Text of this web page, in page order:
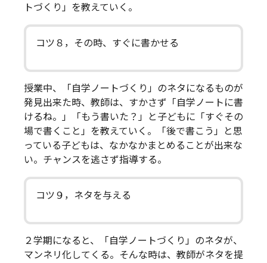
トづくり」を教えていく。
コツ８，その時、すぐに書かせる
授業中、「自学ノートづくり」のネタになるものが
発見出来た時、教師は、すかさず「自学ノートに書
けるね。」「もう書いた？」と子どもに「すぐその
場で書くこと」を教えていく。「後で書こう」と思
っている子どもは、なかなかまとめることが出来な
い。チャンスを逃さず指導する。
コツ９，ネタを与える
２学期になると、「自学ノートづくり」のネタが、
マンネリ化してくる。そんな時は、教師がネタを提